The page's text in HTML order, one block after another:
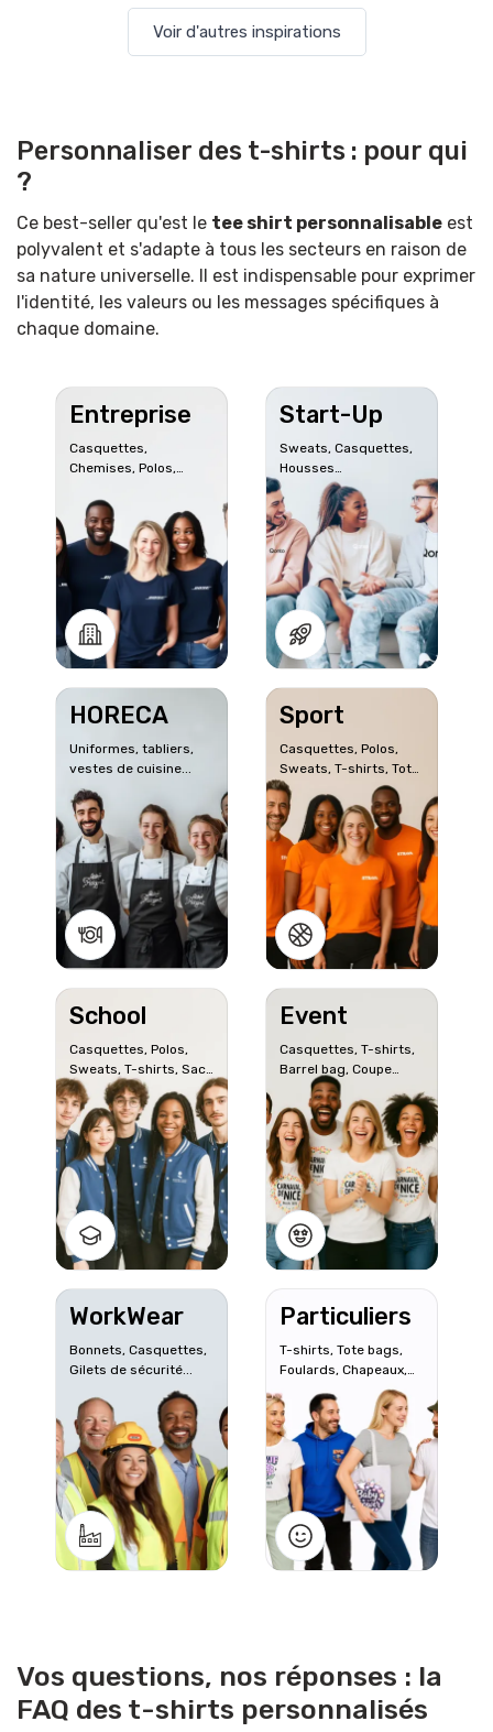
Voir d'autres inspirations
Personnaliser des t-shirts : pour qui
?
Ce best-seller qu'est le tee shirt personnalisable est
polyvalent et s'adapte à tous les secteurs en raison de
sa nature universelle. Il est indispensable pour exprimer
l'identité, les valeurs ou les messages spécifiques à
chaque domaine.
Entreprise
Casquettes,
Chemises, Polos,
Start-Up
Sweats, Casquettes,
Housses
d'ordinateur...
HORECA
Uniformes, tabliers,
vestes de cuisine...
Sport
Casquettes, Polos,
Sweats, T-shirts, Tote
bags
School
Casquettes, Polos,
Sweats, T-shirts, Sacs
à dos...
Event
Casquettes, T-shirts,
Barrel bag, Coupe
vent...
WorkWear
Bonnets, Casquettes,
Gilets de sécurité...
Particuliers
T-shirts, Tote bags,
Foulards, Chapeaux,
Sweats
Vos questions, nos réponses : la
FAQ des t-shirts personnalisés